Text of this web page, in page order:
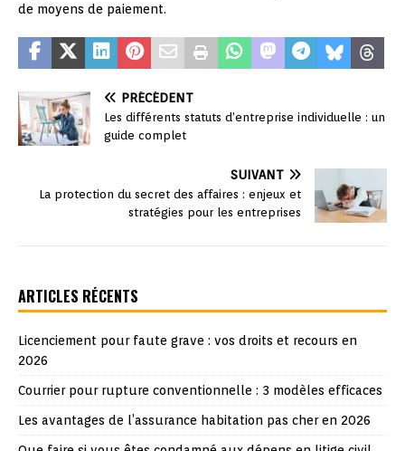
de moyens de paiement.
PRÉCÉDENT
Les différents statuts d’entreprise individuelle : un
guide complet
SUIVANT
La protection du secret des affaires : enjeux et
stratégies pour les entreprises
ARTICLES RÉCENTS
Licenciement pour faute grave : vos droits et recours en
2026
Courrier pour rupture conventionnelle : 3 modèles efficaces
Les avantages de l’assurance habitation pas cher en 2026